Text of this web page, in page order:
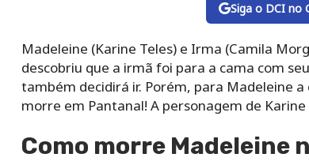
Siga o DCI no
Madeleine (Karine Teles) e Irma (Camila
descobriu que a irmã foi para a cama com
também decidirá ir. Porém, para Madeleine
morre em Pantanal! A personagem de
Como morre Madeleine